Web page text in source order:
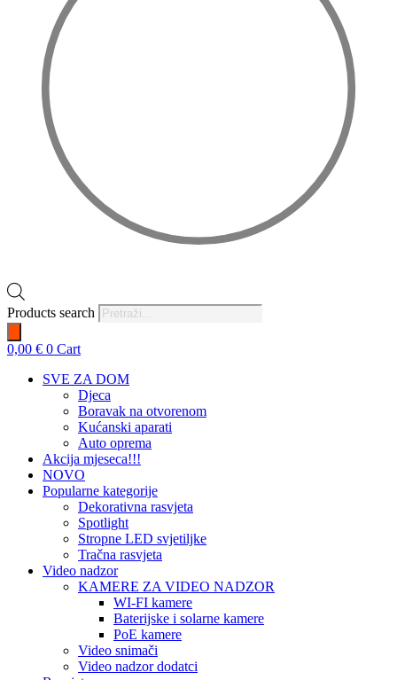
Products search
0,00 € 0 Cart
SVE ZA DOM
Djeca
Boravak na otvorenom
Kućanski aparati
Auto oprema
Akcija mjeseca!!!
NOVO
Popularne kategorije
Dekorativna rasvjeta
Spotlight
Stropne LED svjetiljke
Tračna rasvjeta
Video nadzor
KAMERE ZA VIDEO NADZOR
WI-FI kamere
Baterijske i solarne kamere
PoE kamere
Video snimači
Video nadzor dodatci